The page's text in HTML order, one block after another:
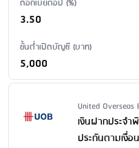
รายการย้อนหลังมากว่า 2 ปี: ไม่
สำหรับลูกค้าซิตี้แบงก์กิ้ง โดยสา
ใบแจ้งสรุปยอดบัญชีน้อยกว่า 1
ค่าธรรมเนียมปิดบัญชี
ดอกเบี้ยต่อปี (%)
3.50
ขั้นต่ำเปิดบัญชี (บาท)
5,000
Issuer Name /
United Overseas
เงินฝากประจำ
ประกันตามเงื่อ